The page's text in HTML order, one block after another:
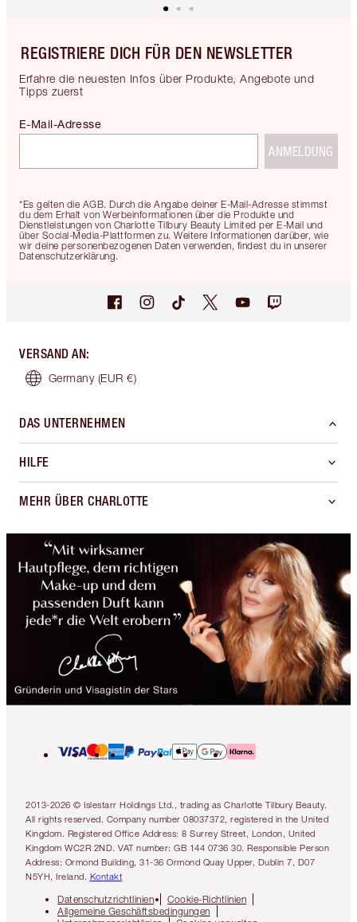
REGISTRIERE DICH FÜR DEN NEWSLETTER
Erfahre die neuesten Infos über Produkte, Angebote und
Tipps zuerst
*Es gelten die AGB. Durch die Angabe deiner E-Mail-Adresse stimmst
du dem Erhalt von Werbeinformationen über die Produkte und
Dienstleistungen von Charlotte Tilbury Beauty Limited per E-Mail und
über Social-Media-Plattformen zu. Weitere Informationen darüber, wie
wir deine personenbezogenen Daten verwenden, findest du in unserer
Datenschutzerklärung.
E-Mail-Adresse
ANMELDUNG
VERSAND AN:
Germany (EUR €)
DAS UNTERNEHMEN
HILFE
MEHR ÜBER CHARLOTTE
2013-2026 © Islestarr Holdings Ltd., trading as Charlotte Tilbury Beauty.
All rights reserved. Company number 08037372, registered in the United
Kingdom. Registered Office Address: 8 Surrey Street, London, United
Kingdom WC2R 2ND. VAT number: GB 144 0736 30. Responsible Person
Address: Ormond Building, 31-36 Ormond Quay Upper, Dublin 7, D07
N5YH, Ireland. Kontakt
Datenschutzrichtlinien
Cookie-Richtlinien
Allgemeine Geschäftsbedingungen